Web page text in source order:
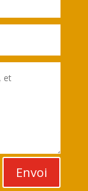
Envoi